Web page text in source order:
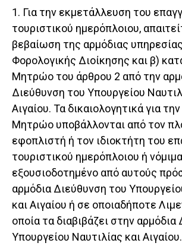
1. Για την εκμετάλλευση του
τουριστικού ημερόπλοιου,
βεβαίωση της αρμόδιας
Φορολογικής Διοίκησης και β)
Μητρώο του άρθρου 2 από την
Διεύθυνση του Υπουργείου
Αιγαίου. Τα δικαιολογητικά για
Μητρώο υποβάλλονται από τον
εφοπλιστή ή τον ιδιοκτήτη του
τουριστικού ημερόπλοιου ή νόμιμα
εξουσιοδοτημένο από αυτούς
αρμόδια Διεύθυνση του
και Αιγαίου ή σε οποιαδήποτε
οποία τα διαβιβάζει στην
Υπουργείου Ναυτιλίας και Αιγαίου.